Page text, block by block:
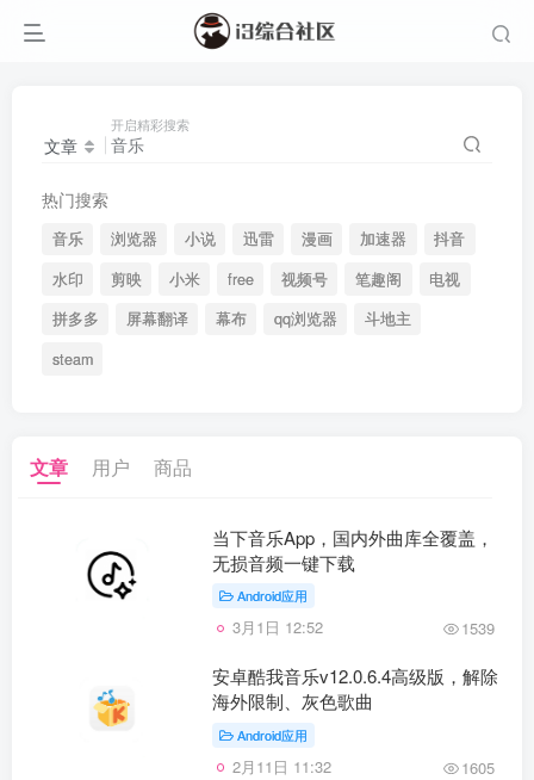
文章
开启精彩搜索
热门搜索
音乐 浏览器 小说 迅雷 漫画 加速器
抖音
水印
剪映 小米 free 视频号 笔趣阁
电视
拼多多
屏幕翻译 幕布 qq浏览器
斗地主
steam
文章 用户 商品
当下音乐App，国内外曲库全覆盖，
无损音频一键下载
Android应用
3月1日 12:52 1539
安卓酷我音乐v12.0.6.4高级版，解除
海外限制、灰色歌曲
Android应用
2月11日 11:32 1605